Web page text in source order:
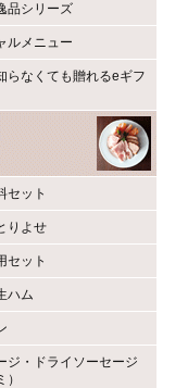
品シリーズ
ルメニュー
らなくても贈れるeギフ
セット
りよせ
セット
ハム
ジ・ドライソーセージ
）